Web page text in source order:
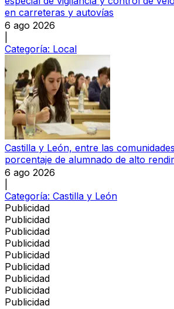
en carreteras y autovías
6 ago 2026
Categoría: Local
Castilla y León, entre las
porcentaje de alumnado de alto
6 ago 2026
Categoría: Castilla y León
Publicidad
Publicidad
Publicidad
Publicidad
Publicidad
Publicidad
Publicidad
Publicidad
Publicidad